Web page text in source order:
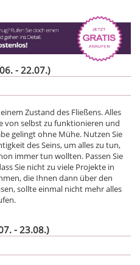
- 22.07.)
Zustand des Fließens. Alles
von selbst zu funktionieren und
gelingt ohne Mühe. Nutzen Sie
des Seins, um alles zu tun,
immer tun wollten. Passen Sie
Sie nicht zu viele Projekte in
die Ihnen dann über den
sollte einmal nicht mehr alles
- 23.08.)